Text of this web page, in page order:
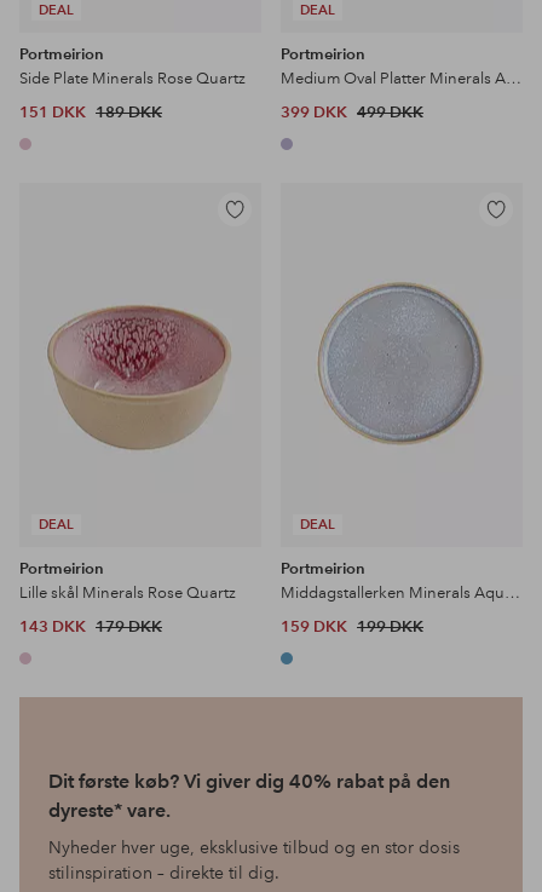
DEAL
Portmeirion
Side Plate Minerals Rose Quartz
151 DKK 189 DKK
DEAL
Portmeirion
Medium Oval Platter Minerals Amethyst
399 DKK 499 DKK
DEAL
Tilføj
Portmeirion
Lille skål Minerals Rose Quartz
143 DKK 179 DKK
DEAL
Tilføj
Portmeirion
Middagstallerken Minerals Aquamarine
159 DKK 199 DKK
Dit første køb? Vi giver dig 40% rabat på den
dyreste* vare.
Nyheder hver uge, eksklusive tilbud og en stor dosis
stilinspiration – direkte til dig.